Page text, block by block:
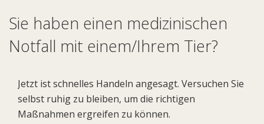
Sie haben einen medizinischen
Notfall mit einem/Ihrem Tier?
Jetzt ist schnelles Handeln angesagt. Versuchen Sie
selbst ruhig zu bleiben, um die richtigen
Maßnahmen ergreifen zu können.